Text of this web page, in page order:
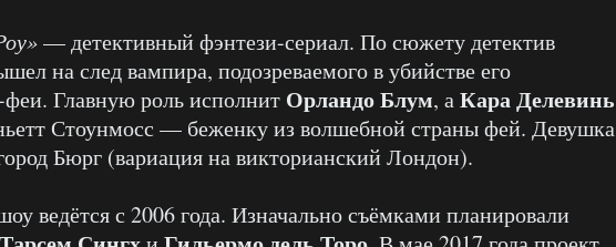
— детективный фэнтези-сериал. По сюжету детектив
на след вампира, подозреваемого в убийстве его
Главную роль исполнит Орландо Блум, аКара Делевинь
Стоунмосс — беженку из волшебной страны фей. Девушка
Бюрг (вариация на викторианский Лондон).
ведётся с 2006 года. Изначально съёмками планировали